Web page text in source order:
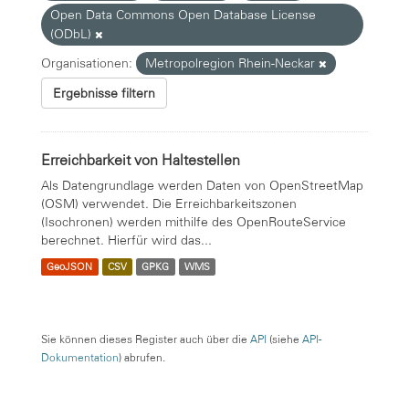
Open Data Commons Open Database License
(ODbL)
Organisationen:
Metropolregion Rhein-Neckar
Ergebnisse filtern
Erreichbarkeit von Haltestellen
Als Datengrundlage werden Daten von OpenStreetMap
(OSM) verwendet. Die Erreichbarkeitszonen
(Isochronen) werden mithilfe des OpenRouteService
berechnet. Hierfür wird das...
GeoJSON CSV GPKG WMS
Sie können dieses Register auch über die API (siehe API-
Dokumentation) abrufen.